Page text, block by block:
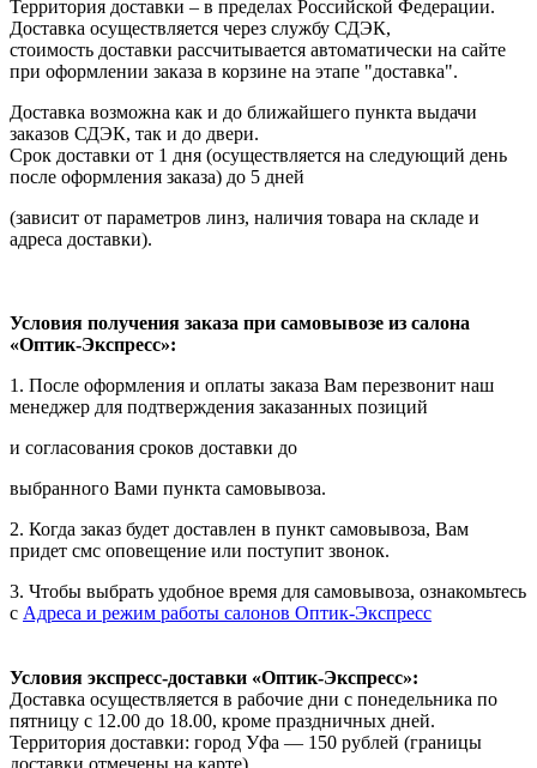
Территория доставки – в пределах Российской Федерации.
Доставка осуществляется через службу СДЭК,
стоимость доставки рассчитывается автоматически на сайте
при оформлении заказа в корзине на этапе "доставка".
Доставка возможна как и до ближайшего пункта выдачи
заказов СДЭК, так и до двери.
Срок доставки от 1 дня (осуществляется на следующий день
после оформления заказа) до 5 дней
(зависит от параметров линз, наличия товара на складе и
адреса доставки).
Условия получения заказа при самовывозе из салона
«Оптик-Экспресс»:
1. После оформления и оплаты заказа Вам перезвонит наш
менеджер для подтверждения заказанных позиций
и согласования сроков доставки до
выбранного Вами пункта самовывоза.
2. Когда заказ будет доставлен в пункт самовывоза, Вам
придет смс оповещение или поступит звонок.
3. Чтобы выбрать удобное время для самовывоза, ознакомьтесь
с Адреса и режим работы салонов Оптик-Экспресс
Условия экспресс-доставки «Оптик-Экспресс»:
Доставка осуществляется в рабочие дни с понедельника по
пятницу с 12.00 до 18.00, кроме праздничных дней.
Территория доставки: город Уфа — 150 рублей (границы
доставки отмечены на карте).